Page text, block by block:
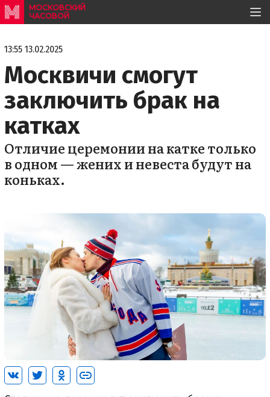
МОСКОВСКИЙ
ЧАСОВОЙ
13:55 13.02.2025
Москвичи смогут
заключить брак на
катках
Отличие церемонии на катке только
в одном — жених и невеста будут на
коньках.